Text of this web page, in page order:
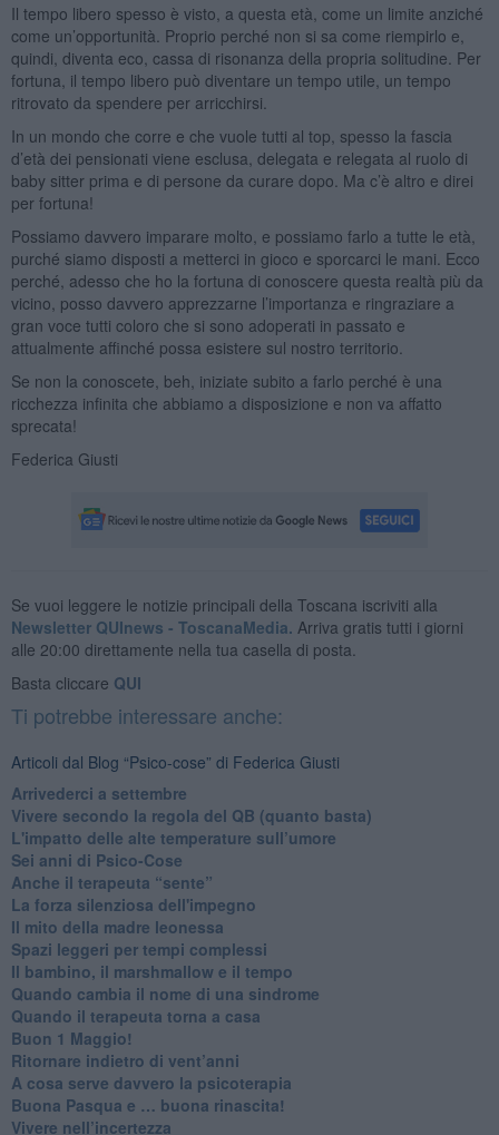
Il tempo libero spesso è visto, a questa età, come un limite anziché
come un’opportunità. Proprio perché non si sa come riempirlo e,
quindi, diventa eco, cassa di risonanza della propria solitudine. Per
fortuna, il tempo libero può diventare un tempo utile, un tempo
ritrovato da spendere per arricchirsi.
In un mondo che corre e che vuole tutti al top, spesso la fascia
d’età dei pensionati viene esclusa, delegata e relegata al ruolo di
baby sitter prima e di persone da curare dopo. Ma c’è altro e direi
per fortuna!
Possiamo davvero imparare molto, e possiamo farlo a tutte le età,
purché siamo disposti a metterci in gioco e sporcarci le mani. Ecco
perché, adesso che ho la fortuna di conoscere questa realtà più da
vicino, posso davvero apprezzarne l’importanza e ringraziare a
gran voce tutti coloro che si sono adoperati in passato e
attualmente affinché possa esistere sul nostro territorio.
Se non la conoscete, beh, iniziate subito a farlo perché è una
ricchezza infinita che abbiamo a disposizione e non va affatto
sprecata!
Federica Giusti
Se vuoi leggere le notizie principali della Toscana iscriviti alla
Newsletter QUInews - ToscanaMedia. Arriva gratis tutti i giorni
alle 20:00 direttamente nella tua casella di posta.
Basta cliccare QUI
Ti potrebbe interessare anche:
Articoli dal Blog “Psico-cose” di Federica Giusti
​Arrivederci a settembre
​Vivere secondo la regola del QB (quanto basta)
​L'impatto delle alte temperature sull’umore
Sei anni di Psico-Cose
​Anche il terapeuta “sente”
​La forza silenziosa dell'impegno
​Il mito della madre leonessa
Spazi leggeri per tempi complessi
Il bambino, il marshmallow e il tempo
​Quando cambia il nome di una sindrome
​Quando il terapeuta torna a casa
​Buon 1 Maggio!
Ritornare indietro di vent’anni
​A cosa serve davvero la psicoterapia
​Buona Pasqua e … buona rinascita!
​Vivere nell’incertezza